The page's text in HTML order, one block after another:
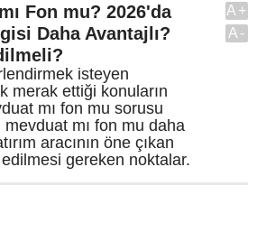
Fon mu? 2026'da
Daha Avantajlı?
isteyen
merak ettiği konuların
mı fon mu sorusu
mı fon mu daha
aracının öne çıkan
gereken noktalar.
A+
A-